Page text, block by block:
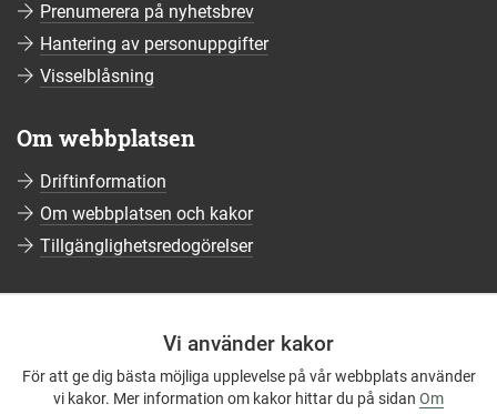
Vi använder kakor
För att ge dig bästa möjliga upplevelse på vår webbplats använder
vi kakor. Mer information om kakor hittar du på sidan Om
Prenumerera på nyhetsbrev
Hantering av personuppgifter
Visselblåsning
Om webbplatsen
Driftinformation
Om webbplatsen och kakor
Tillgänglighetsredogörelser
Följ oss på Facebook
Följ oss på Instagram